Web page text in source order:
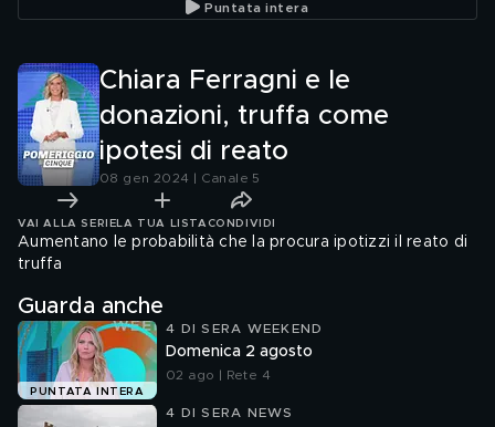
Puntata intera
Chiara Ferragni e le
donazioni, truffa come
ipotesi di reato
08 gen 2024 | Canale 5
VAI ALLA SERIE LA TUA LISTA CONDIVIDI
Aumentano le probabilità che la procura ipotizzi il reato di
truffa
Guarda anche
PUNTATA INTERA
4 DI SERA WEEKEND
Domenica 2 agosto
02 ago | Rete 4
4 DI SERA NEWS